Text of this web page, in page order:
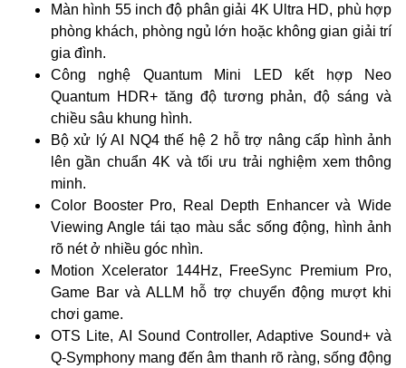
Màn hình 55 inch độ phân giải 4K Ultra HD, phù hợp
phòng khách, phòng ngủ lớn hoặc không gian giải trí
gia đình.
Công nghệ Quantum Mini LED kết hợp Neo
Quantum HDR+ tăng độ tương phản, độ sáng và
chiều sâu khung hình.
Bộ xử lý AI NQ4 thế hệ 2 hỗ trợ nâng cấp hình ảnh
lên gần chuẩn 4K và tối ưu trải nghiệm xem thông
minh.
Color Booster Pro, Real Depth Enhancer và Wide
Viewing Angle tái tạo màu sắc sống động, hình ảnh
rõ nét ở nhiều góc nhìn.
Motion Xcelerator 144Hz, FreeSync Premium Pro,
Game Bar và ALLM hỗ trợ chuyển động mượt khi
chơi game.
OTS Lite, AI Sound Controller, Adaptive Sound+ và
Q-Symphony mang đến âm thanh rõ ràng, sống động